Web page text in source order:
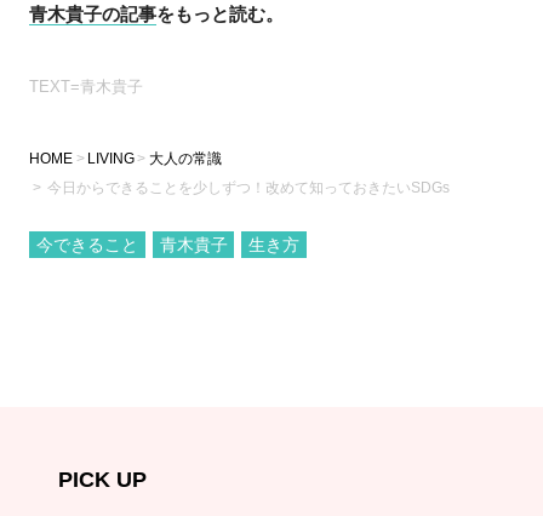
青木貴子の記事をもっと読む。
TEXT=青木貴子
HOME LIVING
大人の常識
今日からできることを少しずつ！改めて知っておきたいSDGs
今できること 青木貴子 生き方
PICK UP